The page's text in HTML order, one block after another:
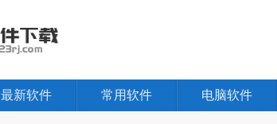
最新软件 常用软件 电脑软件